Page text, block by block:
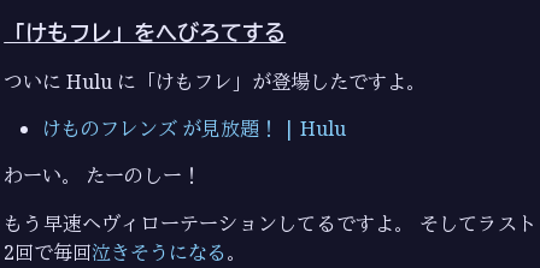
「けもフレ」をへびろてする
ついに Hulu に「けもフレ」が登場したですよ。
けものフレンズ が見放題！ | Hulu
わーい。 たーのしー！
もう早速ヘヴィローテーションしてるですよ。 そしてラスト
2回で毎回泣きそうになる。